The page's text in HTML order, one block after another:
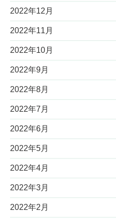
2022年12月
2022年11月
2022年10月
2022年9月
2022年8月
2022年7月
2022年6月
2022年5月
2022年4月
2022年3月
2022年2月